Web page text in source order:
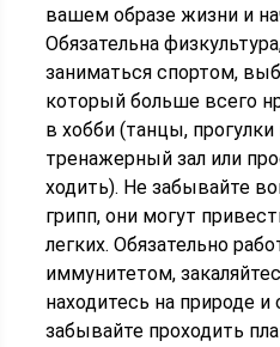
вашем образе жизни и
Обязательна
заниматься спортом,
который больше всего
в хобби (танцы,
тренажерный зал или
ходить). Не забывайте
грипп, они могут
легких. Обязательно
иммунитетом,
находитесь на природе
забывайте проходить